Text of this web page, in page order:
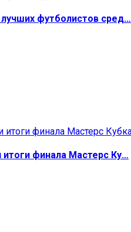
футболистов сред…
финала Мастерс Ку…